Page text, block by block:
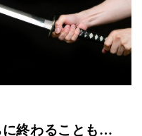
に終わることも…